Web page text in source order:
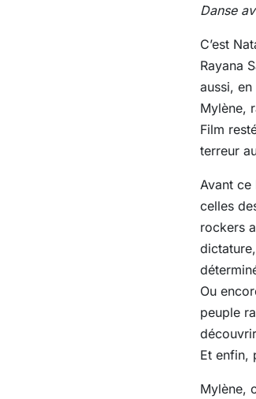
Danse
C’est
Rayana
aussi,
Mylène,
Film
terreur
Avant ce
celles
rockers
Ou
peuple
Et enfin,
Mylène,